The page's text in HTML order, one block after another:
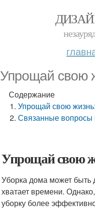
Упрощай свою
Содержание
Упрощай свою
Связанные вопросы
Упрощай свою
Уборка дома может быть
хватает времени.
уборку более